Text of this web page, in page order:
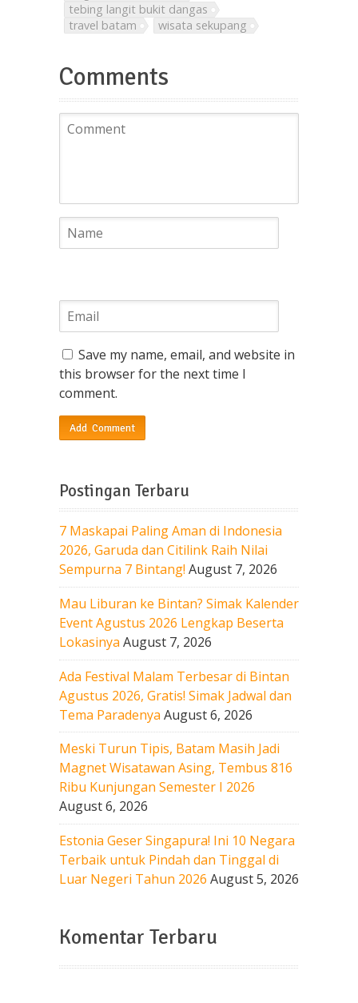
tebing langit bukit dangas
travel batam
wisata sekupang
Comments
Save my name, email, and website in
this browser for the next time I
comment.
Postingan Terbaru
7 Maskapai Paling Aman di Indonesia
2026, Garuda dan Citilink Raih Nilai
Sempurna 7 Bintang! August 7, 2026
Mau Liburan ke Bintan? Simak Kalender
Event Agustus 2026 Lengkap Beserta
Lokasinya August 7, 2026
Ada Festival Malam Terbesar di Bintan
Agustus 2026, Gratis! Simak Jadwal dan
Tema Paradenya August 6, 2026
Meski Turun Tipis, Batam Masih Jadi
Magnet Wisatawan Asing, Tembus 816
Ribu Kunjungan Semester I 2026
August 6, 2026
Estonia Geser Singapura! Ini 10 Negara
Terbaik untuk Pindah dan Tinggal di
Luar Negeri Tahun 2026 August 5, 2026
Komentar Terbaru